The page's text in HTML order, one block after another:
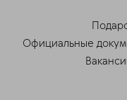
Официальные
Мессенджеры
Свяжитесь с нами